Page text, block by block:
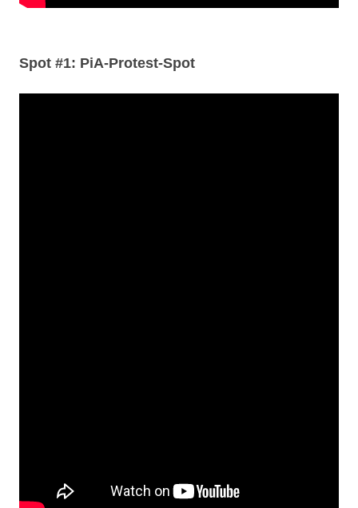
Spot #1: PiA-Protest-Spot